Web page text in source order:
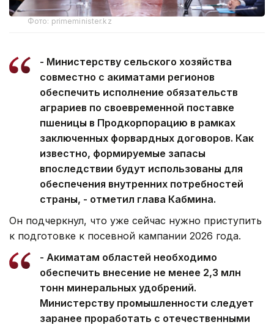
Фото: primeminister.kz
- Министерству сельского хозяйства
совместно с акиматами регионов
обеспечить исполнение обязательств
аграриев по своевременной поставке
пшеницы в Продкорпорацию в рамках
заключенных форвардных договоров. Как
известно, формируемые запасы
впоследствии будут использованы для
обеспечения внутренних потребностей
страны, - отметил глава Кабмина.
Он подчеркнул, что уже сейчас нужно приступить
к подготовке к посевной кампании 2026 года.
- Акиматам областей необходимо
обеспечить внесение не менее 2,3 млн
тонн минеральных удобрений.
Министерству промышленности следует
заранее проработать с отечественными